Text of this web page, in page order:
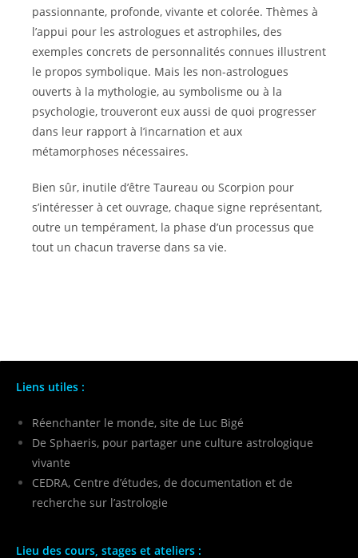
passionnante, profonde, vivante et colorée. Thèmes à
l’appui pour les astrologues et astrophiles, des
exemples concrets de personnalités connues illustrent
le propos symbolique. Mais les non-astrologues
ouverts à la mythologie, au symbolisme ou à la
psychologie, trouveront eux aussi de quoi progresser
dans leur rapport à l’incarnation et aux
métamorphoses nécessaires.
Bien sûr, inutile d’être Taureau ou Scorpion pour
s’intéresser à cet ouvrage, chaque signe représentant,
outre un tempérament, la phase d’un processus que
tout un chacun traverse dans sa vie.
Liens utiles :
Réenchanter le monde, site de Luc Bigé
De Sphaeris, pour partager une culture astrologique
vivante
CEDRA, Centre d’études, de documentation et de
recherche sur l’astrologie
Lieu des cours, stages et ateliers :